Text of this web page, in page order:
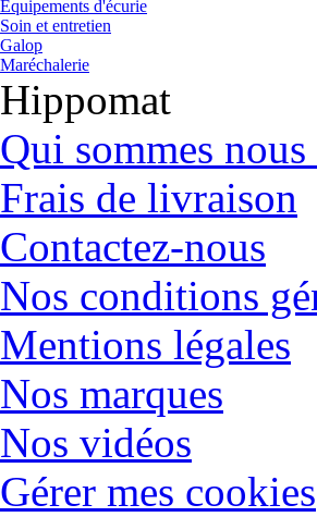
Equipements d'écurie
Soin et entretien
Galop
Maréchalerie
Hippomat
Qui sommes nous
Frais de livraison
Contactez-nous
Nos conditions
Mentions légales
Nos marques
Nos vidéos
Gérer mes cookies